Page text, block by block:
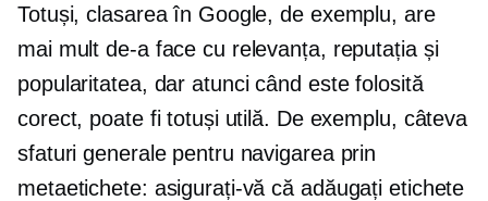
Totuși, clasarea în Google, de exemplu, are
mai mult de-a face cu relevanța, reputația și
popularitatea, dar atunci când este folosită
corect, poate fi totuși utilă. De exemplu, câteva
sfaturi generale pentru navigarea prin
metaetichete: asigurați-vă că adăugați etichete